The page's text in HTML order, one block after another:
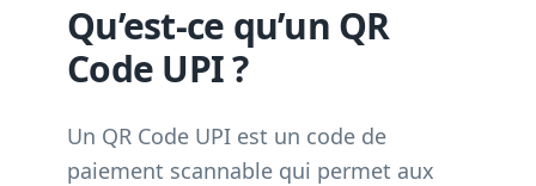
Qu’est-ce qu’un QR
Code UPI ?
Un QR Code UPI est un code de
paiement scannable qui permet aux